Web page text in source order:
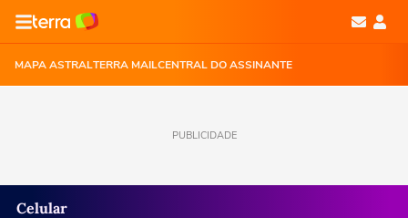
MAPA ASTRALTERRA MAILCENTRAL DO ASSINANTE
PUBLICIDADE
Celular